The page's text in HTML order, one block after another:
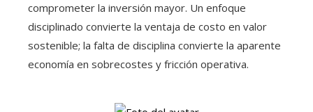
comprometer la inversión mayor. Un enfoque
disciplinado convierte la ventaja de costo en valor
sostenible; la falta de disciplina convierte la aparente
economía en sobrecostes y fricción operativa.